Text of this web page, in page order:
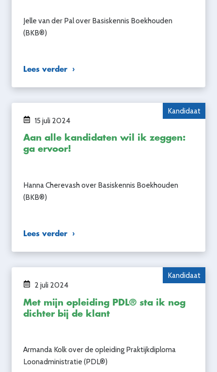
Jelle van der Pal over Basiskennis Boekhouden
(BKB®)
Lees verder
Kandidaat
15 juli 2024
Aan alle kandidaten wil ik zeggen:
ga ervoor!
Hanna Cherevash over Basiskennis Boekhouden
(BKB®)
Lees verder
Kandidaat
2 juli 2024
Met mijn opleiding PDL® sta ik nog
dichter bij de klant
Armanda Kolk over de opleiding Praktijkdiploma
Loonadministratie (PDL®)